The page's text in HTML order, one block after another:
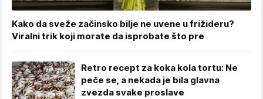
Kako da sveže začinsko bilje ne uvene u frižideru?
Viralni trik koji morate da isprobate što pre
Retro recept za koka kola tortu: Ne
peče se, a nekada je bila glavna
zvezda svake proslave